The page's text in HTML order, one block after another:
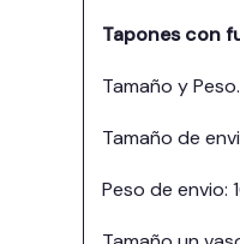
Tapones con
Tamaño y Peso.
Tamaño de
Peso de envio: